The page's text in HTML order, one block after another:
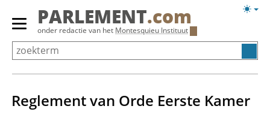
Overslaan
Primair
menu
tonen/verbergen
PARLEMENT.com
onder redactie van het Montesquieu Instituut
Reglement van Orde Eerste Kamer